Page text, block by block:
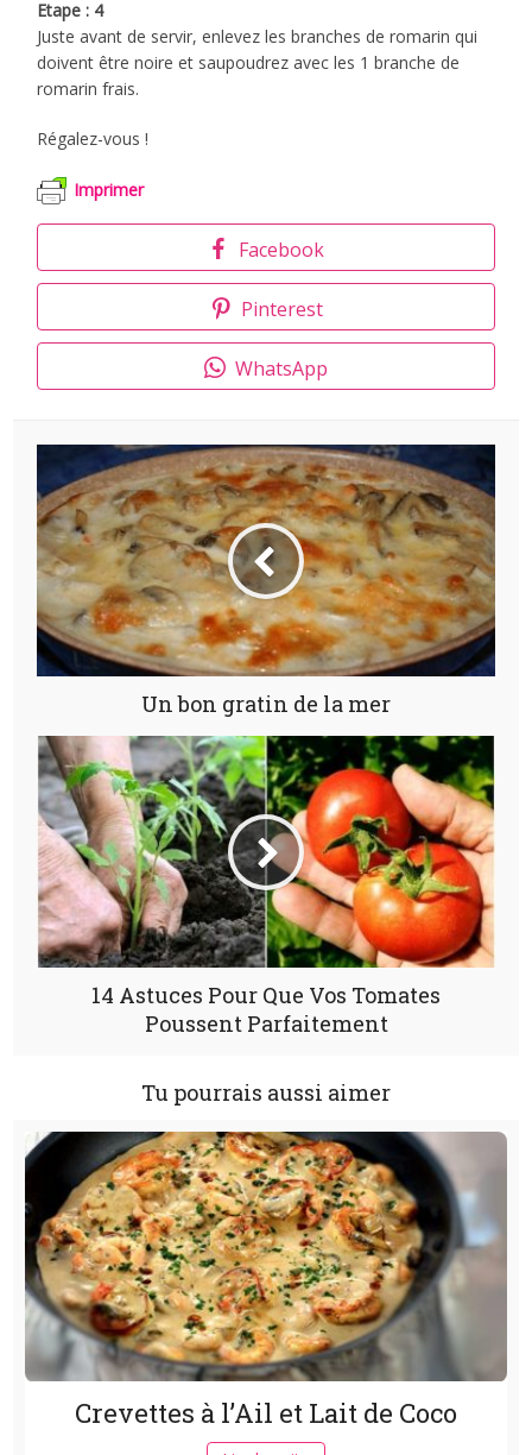
Etape : 4
Juste avant de servir, enlevez les branches de romarin qui
doivent être noire et saupoudrez avec les 1 branche de
romarin frais.
Régalez-vous !
Imprimer
Facebook
Pinterest
WhatsApp
Un bon gratin de la mer
14 Astuces Pour Que Vos Tomates
Poussent Parfaitement
Tu pourrais aussi aimer
Crevettes à l’Ail et Lait de Coco